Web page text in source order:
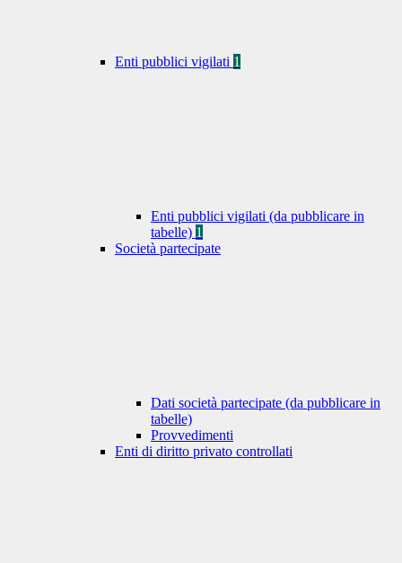
Enti pubblici vigilati 1
Enti pubblici vigilati (da pubblicare in
tabelle) 1
Società partecipate
Dati società partecipate (da pubblicare in
tabelle)
Provvedimenti
Enti di diritto privato controllati